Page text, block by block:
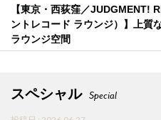
【東京・西荻窪／JUDGMENT!
ントレコード ラウンジ）】上質
ラウンジ空間
スペシャル Special